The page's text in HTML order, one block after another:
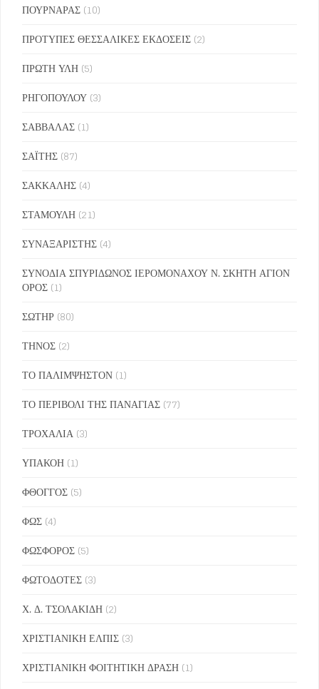
ΠΟΥΡΝΑΡΑΣ (10)
ΠΡΟΤΥΠΕΣ ΘΕΣΣΑΛΙΚΕΣ ΕΚΔΟΣΕΙΣ (2)
ΠΡΩΤΗ ΥΛΗ (5)
ΡΗΓΟΠΟΥΛΟΥ (3)
ΣΑΒΒΑΛΑΣ (1)
ΣΑΪΤΗΣ (87)
ΣΑΚΚΑΛΗΣ (4)
ΣΤΑΜΟΥΛΗ (21)
ΣΥΝΑΞΑΡΙΣΤΗΣ (4)
ΣΥΝΟΔΙΑ ΣΠΥΡΙΔΩΝΟΣ ΙΕΡΟΜΟΝΑΧΟΥ Ν. ΣΚΗΤΗ ΑΓΙΟΝ
ΟΡΟΣ (1)
ΣΩΤΗΡ (80)
ΤΗΝΟΣ (2)
ΤΟ ΠΑΛΙΜΨΗΣΤΟΝ (1)
ΤΟ ΠΕΡΙΒΟΛΙ ΤΗΣ ΠΑΝΑΓΙΑΣ (77)
ΤΡΟΧΑΛΙΑ (3)
ΥΠΑΚΟΗ (1)
ΦΘΟΓΓΟΣ (5)
ΦΩΣ (4)
ΦΩΣΦΟΡΟΣ (5)
ΦΩΤΟΔΟΤΕΣ (3)
Χ. Δ. ΤΣΟΛΑΚΙΔΗ (2)
ΧΡΙΣΤΙΑΝΙΚΗ ΕΛΠΙΣ (3)
ΧΡΙΣΤΙΑΝΙΚΗ ΦΟΙΤΗΤΙΚΗ ΔΡΑΣΗ (1)